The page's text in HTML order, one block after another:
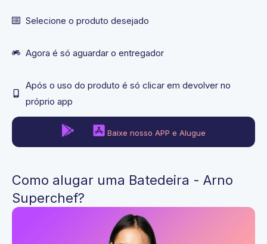
Selecione o produto desejado​
Agora é só aguardar o entregador
Após o uso do produto é só clicar em devolver no
próprio app
Baixe nosso APP e Alugue
Como alugar uma Batedeira - Arno
Superchef?